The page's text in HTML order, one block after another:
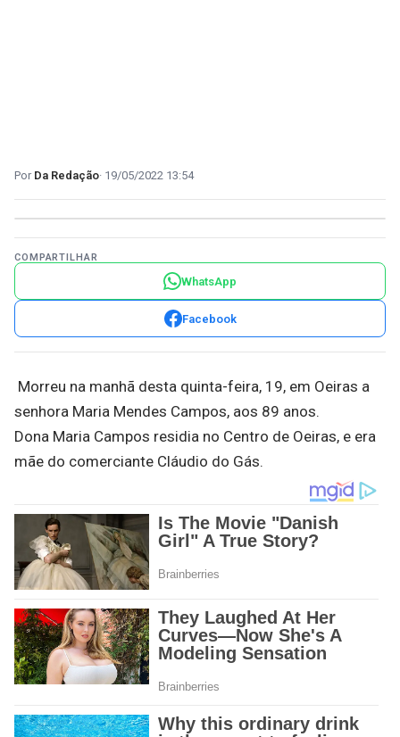
Da Redação 19/05/2022 13:54
COMPARTILHAR
WhatsApp
Facebook
Morreu na manhã desta quinta-feira, 19, em Oeiras a
senhora Maria Mendes Campos, aos 89 anos.
Dona Maria Campos residia no Centro de Oeiras, e era
mãe do comerciante Cláudio do Gás.